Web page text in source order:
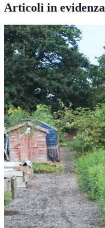
Articoli in evidenza